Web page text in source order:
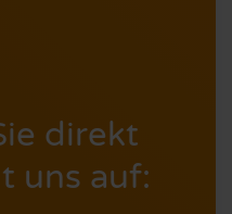
direkt
uns auf: